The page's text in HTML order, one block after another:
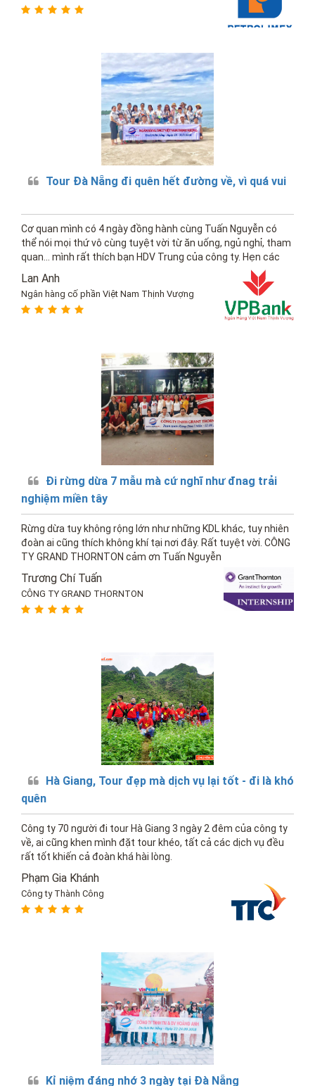
Tour Đà Nẵng đi quên hết đường về, vì quá vui
Cơ quan mình có 4 ngày đồng hành cùng Tuấn Nguyễn có
thể nói mọi thứ vô cùng tuyệt vời từ ăn uống, ngủ nghỉ, tham
quan... mình rất thích bạn HDV Trung của công ty. Hẹn các
Lan Anh
Ngân hàng cố phần Việt Nam Thịnh Vượng
Đi rừng dừa 7 mẫu mà cứ nghĩ như đnag trải
nghiệm miền tây
Rừng dừa tuy không rộng lớn như những KDL khác, tuy nhiên
đoàn ai cũng thích không khí tại nơi đây. Rất tuyệt vời. CÔNG
TY GRAND THORNTON cảm ơn Tuấn Nguyễn
Trương Chí Tuấn
CÔNG TY GRAND THORNTON
Hà Giang, Tour đẹp mà dịch vụ lại tốt - đi là khó
quên
Công ty 70 người đi tour Hà Giang 3 ngày 2 đêm của công ty
về, ai cũng khen mình đặt tour khéo, tất cả các dịch vụ đều
rất tốt khiến cả đoàn khá hài lòng.
Phạm Gia Khánh
Công ty Thành Công
Kỉ niệm đáng nhớ 3 ngày tại Đà Nẵng